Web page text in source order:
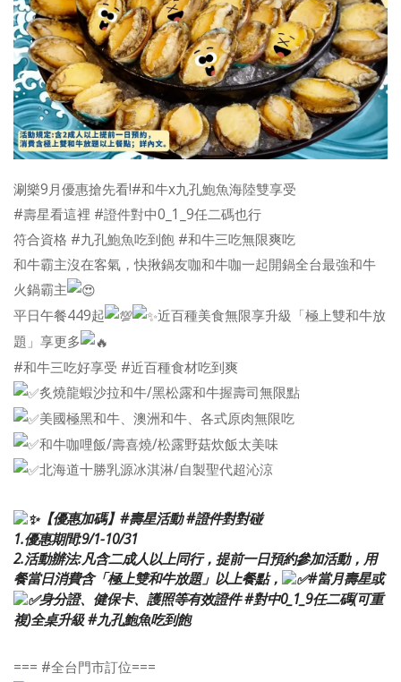
涮樂9月優惠搶先看!#和牛x九孔鮑魚海陸雙享受
#壽星看這裡 #證件對中0_1_9任二碼也行
符合資格 #九孔鮑魚吃到飽 #和牛三吃無限爽吃
和牛霸主沒在客氣，快揪鍋友咖和牛咖一起開鍋全台最強和牛
火鍋霸主
平日午餐449起
近百種美食無限享升級「極上雙和牛放
題」享更多
#和牛三吃好享受 #近百種食材吃到爽
炙燒龍蝦沙拉和牛/黑松露和牛握壽司無限點
美國極黑和牛、澳洲和牛、各式原肉無限吃
和牛咖哩飯/壽喜燒/松露野菇炊飯太美味
北海道十勝乳源冰淇淋/自製聖代超沁涼
【優惠加碼】#壽星活動 #證件對對碰
1.優惠期間:9/1-10/31
2.活動辦法:凡含二成人以上同行，提前一日預約參加活動，用
餐當日消費含「極上雙和牛放題」以上餐點，
#當月壽星或
身分證、健保卡、護照等有效證件 #對中0_1_9任二碼(可重
複)全桌升級 #九孔鮑魚吃到飽
=== #全台門市訂位===